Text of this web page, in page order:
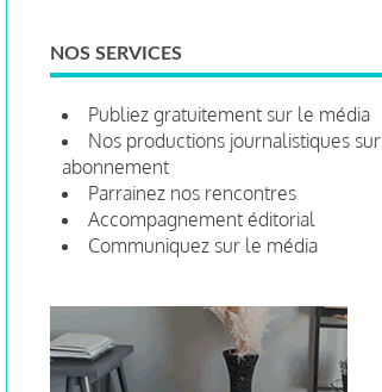
NOS SERVICES
Publiez gratuitement sur le média
Nos productions journalistiques sur
abonnement
Parrainez nos rencontres
Accompagnement éditorial
Communiquez sur le média